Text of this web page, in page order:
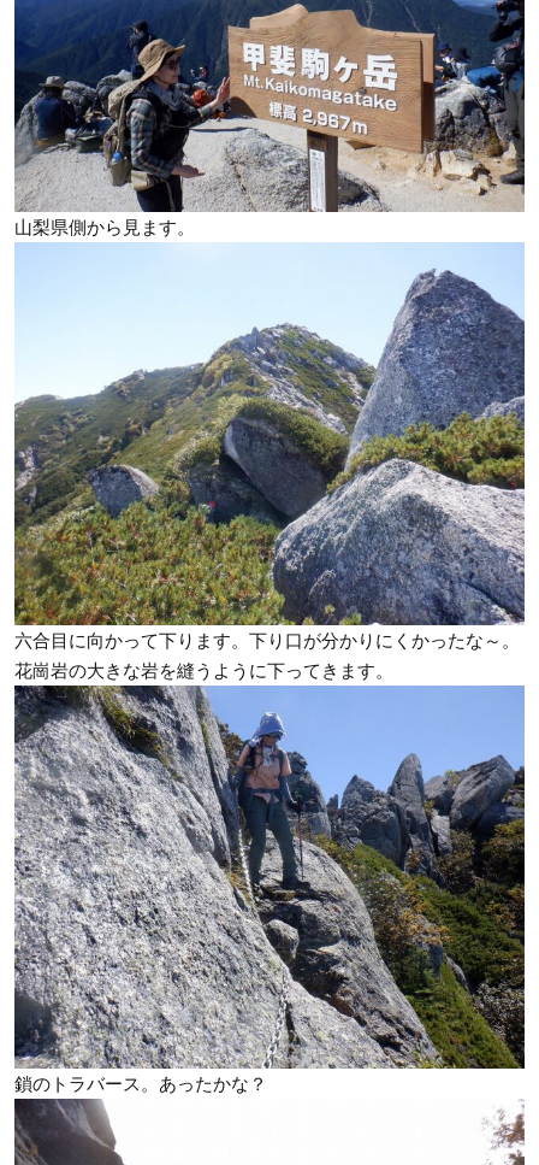
山梨県側から見ます。
六合目に向かって下ります。下り口が分かりにくかったな～。
花崗岩の大きな岩を縫うように下ってきます。
鎖のトラバース。あったかな？